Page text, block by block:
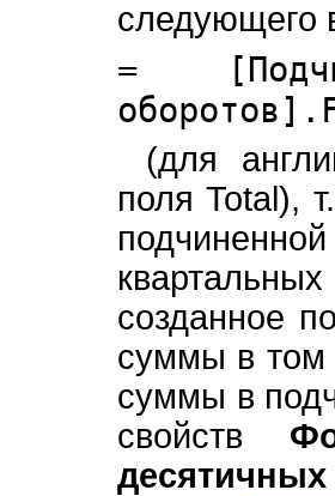
следующего
=
(для
поля Total),
созданное
суммы в том
суммы в
свойств
десятичных